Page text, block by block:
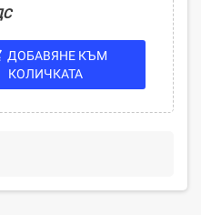
ДОБАВЯНЕ КЪМ
КОЛИЧКАТА